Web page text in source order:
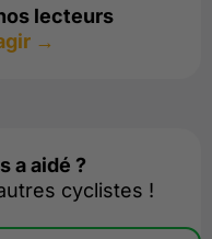
lecteurs
→
a aidé ?
cyclistes !